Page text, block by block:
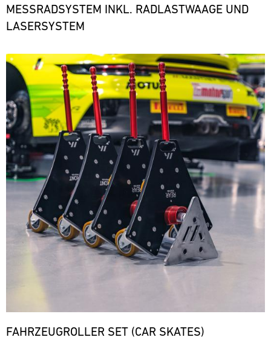
MESSRADSYSTEM INKL. RADLASTWAAGE UND
LASERSYSTEM
Bild
FAHRZEUGROLLER SET (CAR SKATES)